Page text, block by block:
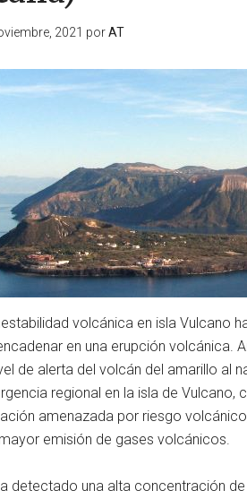
2021 porAT
volcánica en isla Vulcano
en una erupción volcánica.
de alerta del volcán del amarillo al
regional en la isla de
amenazada por riesgo
emisión de gases volcánicos.
detectado una alta concentración